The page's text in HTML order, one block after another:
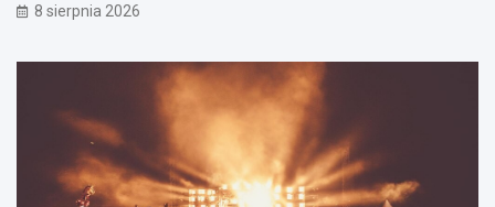
8 sierpnia 2026